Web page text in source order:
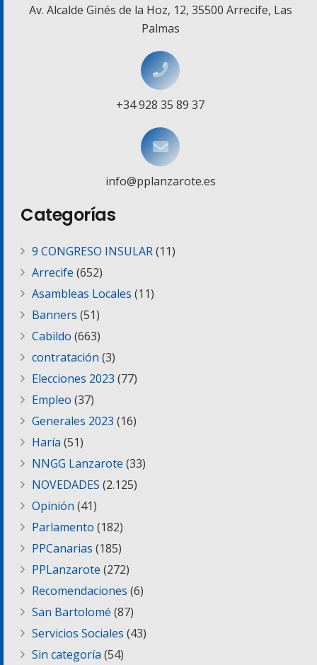
Av. Alcalde Ginés de la Hoz, 12, 35500 Arrecife, Las
Palmas
+34 928 35 89 37
info@pplanzarote.es
Categorías
9 CONGRESO INSULAR(11)
Arrecife (652)
Asambleas Locales (11)
Banners (51)
Cabildo (663)
contratación (3)
Elecciones 2023 (77)
Empleo (37)
Generales 2023 (16)
Haría (51)
NNGG Lanzarote (33)
NOVEDADES (2.125)
Opinión (41)
Parlamento (182)
PPCanarias (185)
PPLanzarote (272)
Recomendaciones (6)
San Bartolomé (87)
Servicios Sociales (43)
Sin categoría (54)